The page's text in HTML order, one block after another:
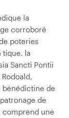
la
corroboré
poteries
tique. la
Sancti Pontii
bénédictine de
de
comprend une